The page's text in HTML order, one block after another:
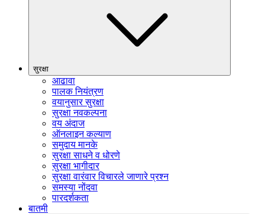
सुरक्षा
आढावा
पालक नियंत्रण
वयानुसार सुरक्षा
सुरक्षा नवकल्पना
वय अंदाज
ऑनलाइन कल्याण
समुदाय मानके
सुरक्षा साधने व धोरणे
सुरक्षा भागीदार
सुरक्षा वारंवार विचारले जाणारे प्रश्न
समस्या नोंदवा
पारदर्शकता
बातमी